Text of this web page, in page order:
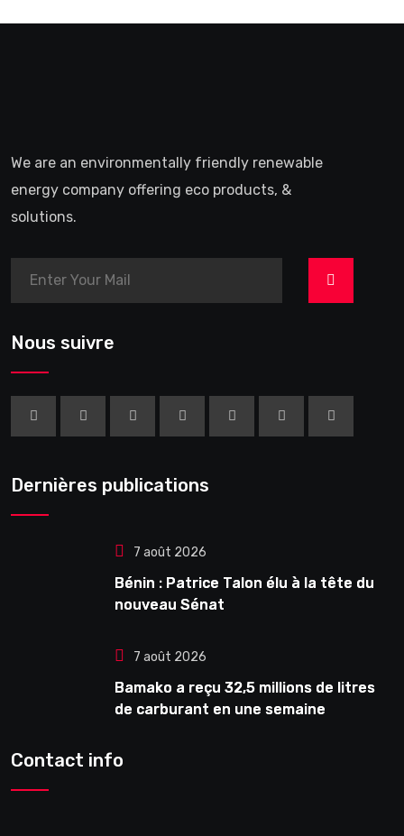
We are an environmentally friendly renewable
energy company offering eco products, &
solutions.
>
Nous suivre
Dernières publications
7 août 2026
Bénin : Patrice Talon élu à la tête du
nouveau Sénat
7 août 2026
Bamako a reçu 32,5 millions de litres
de carburant en une semaine
Contact info